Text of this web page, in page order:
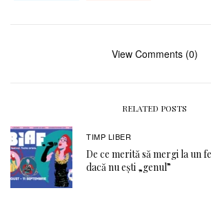
View Comments (0)
RELATED POSTS
TIMP LIBER
De ce merită să mergi la un
dacă nu ești „genul”